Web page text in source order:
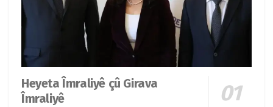
Heyeta Îmraliyê çû Girava
Îmraliyê